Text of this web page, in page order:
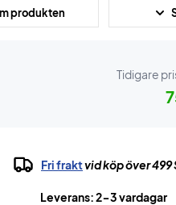
produkten
Tidigare
Fri fraktvid köp över 499
Leverans: 2-3 vardagar